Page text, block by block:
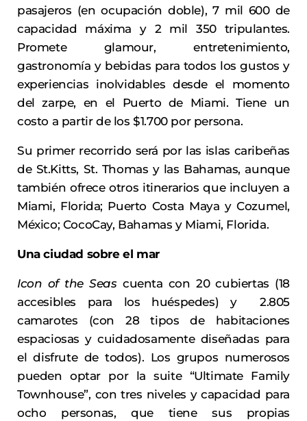
pasajeros (en ocupación doble), 7 mil 600 de
capacidad máxima y 2 mil 350 tripulantes.
Promete glamour, entretenimiento,
gastronomía y bebidas para todos los gustos y
experiencias inolvidables desde el momento
del zarpe, en el Puerto de Miami. Tiene un
costo a partir de los $1.700 por persona.
Su primer recorrido será por las islas caribeñas
de St.Kitts, St. Thomas y las Bahamas, aunque
también ofrece otros itinerarios que incluyen a
Miami, Florida; Puerto Costa Maya y Cozumel,
México; CocoCay, Bahamas y Miami, Florida.
Una ciudad sobre el mar
Icon of the Seas cuenta con 20 cubiertas (18
accesibles para los huéspedes) y 2.805
camarotes (con 28 tipos de habitaciones
espaciosas y cuidadosamente diseñadas para
el disfrute de todos). Los grupos numerosos
pueden optar por la suite “Ultimate Family
Townhouse”, con tres niveles y capacidad para
ocho personas, que tiene sus propias